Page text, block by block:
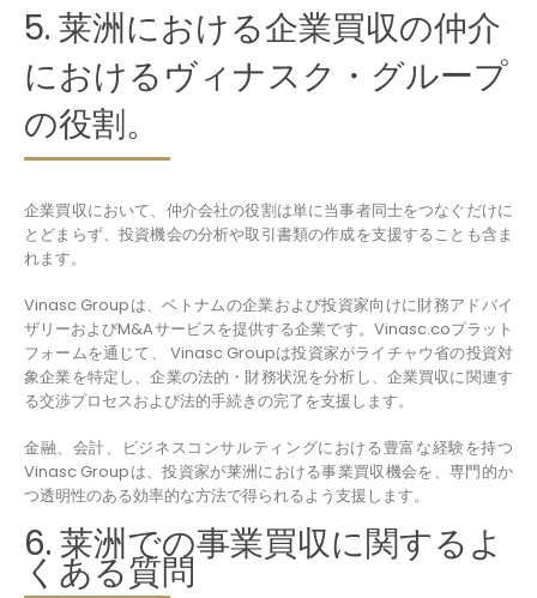
5. 莱洲における企業買収の仲介
におけるヴィナスク・グループ
の役割。
企業買収において、仲介会社の役割は単に当事者同士をつなぐだけに
とどまらず、投資機会の分析や取引書類の作成を支援することも含ま
れます。
Vinasc Groupは、ベトナムの企業および投資家向けに財務アドバイ
ザリーおよびM&Aサービスを提供する企業です。Vinasc.coプラット
フォームを通じて、 Vinasc Groupは投資家がライチャウ省の投資対
象企業を特定し、企業の法的・財務状況を分析し、企業買収に関連す
る交渉プロセスおよび法的手続きの完了を支援します。
金融、会計、ビジネスコンサルティングにおける豊富な経験を持つ
Vinasc Groupは、投資家が莱洲における事業買収機会を、専門的か
つ透明性のある効率的な方法で得られるよう支援します。
6. 莱洲での事業買収に関するよ
くある質問